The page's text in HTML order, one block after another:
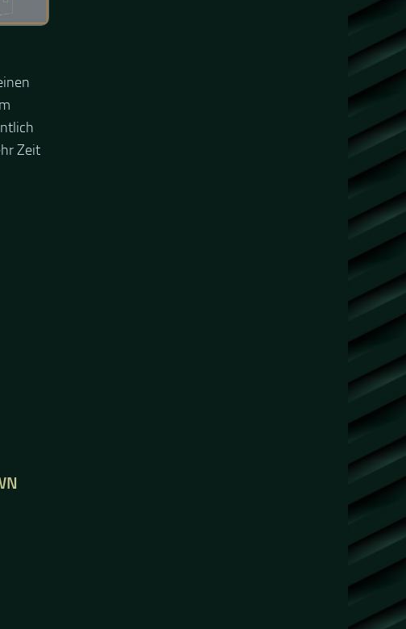
Zeit